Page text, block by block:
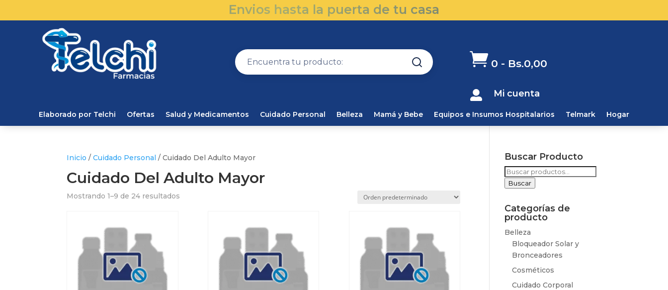
Envios hasta la puerta de tu casa
 0 - Bs.0,00
 Mi cuenta
Elaborado por Telchi Ofertas Salud y Medicamentos Cuidado Personal Belleza Mamá y Bebe Equipos e Insumos Hospitalarios Telmark Hogar
Inicio /Cuidado Personal / Cuidado Del Adulto Mayor
Cuidado Del Adulto Mayor
Mostrando 1–9 de 24 resultados
Buscar Producto
Buscar
por:
Buscar
Categorías de
producto
Belleza
Bloqueador Solar y
Bronceadores
Cosméticos
Cuidado Corporal